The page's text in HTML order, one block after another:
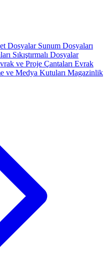
Dosyalar Sunum Dosyaları
Sıkıştırmalı Dosyalar
ve Proje Çantaları Evrak
ve Medya Kutuları Magazinlik